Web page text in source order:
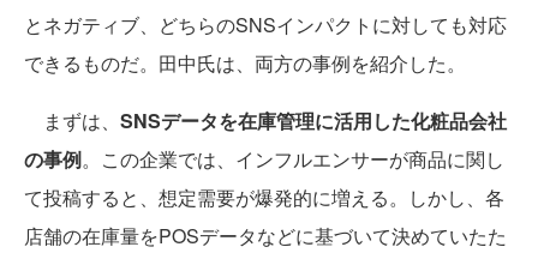
とネガティブ、どちらのSNSインパクトに対しても対応
できるものだ。田中氏は、両方の事例を紹介した。
まずは、 SNSデータを在庫管理に活用した化粧品会社
の事例。この企業では、インフルエンサーが商品に関し
て投稿すると、想定需要が爆発的に増える。しかし、各
店舗の在庫量をPOSデータなどに基づいて決めていたた